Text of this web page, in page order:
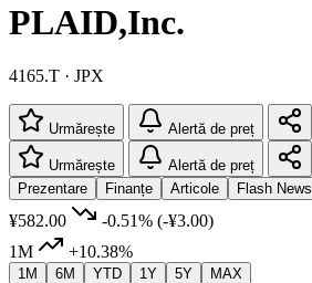
PLAID,Inc.
4165.T · JPX
Urmărește Alertă de preț
Urmărește
Alertă de preț
Prezentare
Finanțe Articole Flash News
¥582.00 -0.51% (-¥3.00)
1M
+10.38%
1M 6M YTD 1Y 5Y MAX